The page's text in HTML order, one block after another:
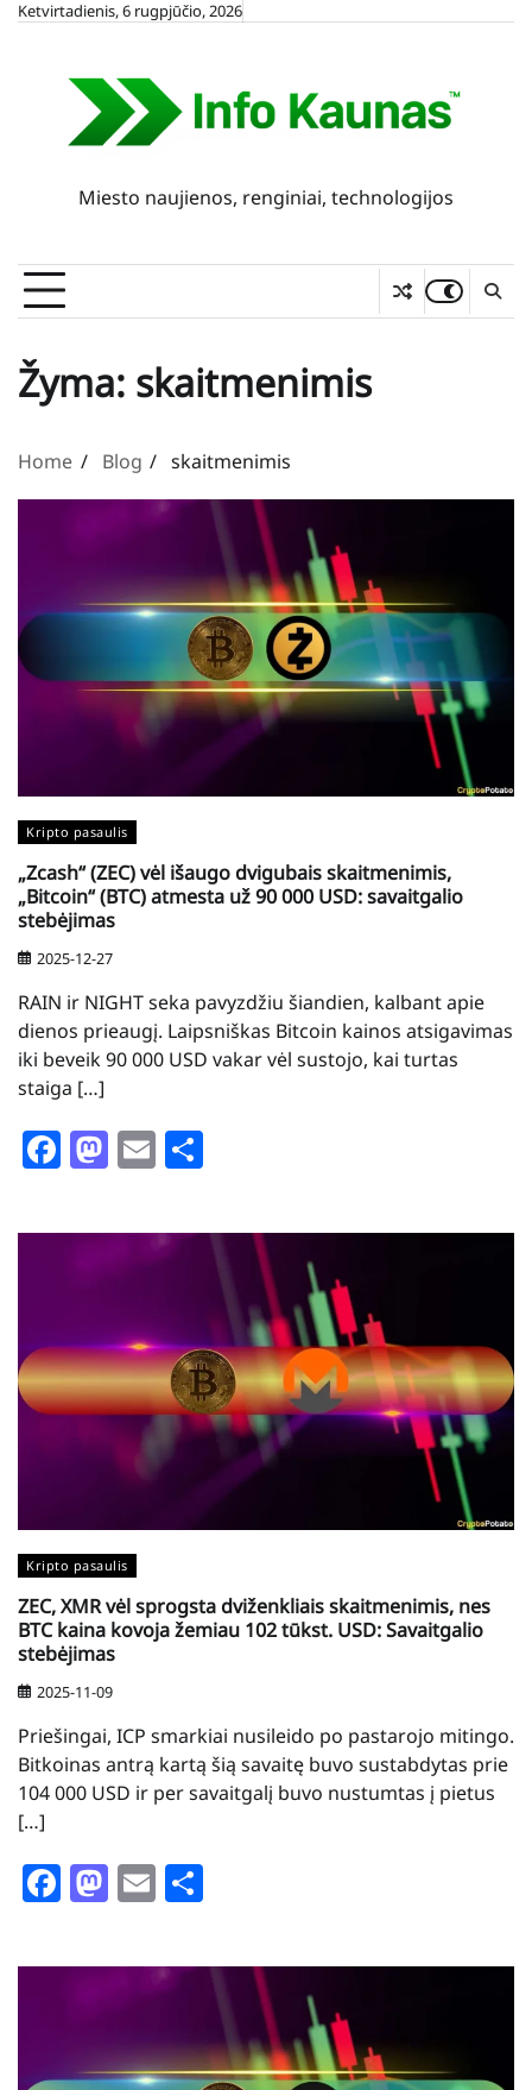
SkipKetvirtadienis, 6 rugpjūčio, 2026
Miesto naujienos, renginiai, technologijos
Žyma: skaitmenimis
Home Blog skaitmenimis
Kripto pasaulis
„Zcash“ (ZEC) vėl išaugo dvigubais skaitmenimis,
„Bitcoin“ (BTC) atmesta už 90 000 USD: savaitgalio
stebėjimas
2025-12-27
RAIN ir NIGHT seka pavyzdžiu šiandien, kalbant apie
dienos prieaugį. Laipsniškas Bitcoin kainos atsigavimas
iki beveik 90 000 USD vakar vėl sustojo, kai turtas
staiga […]
Facebook
Mastodon
Email
Kripto pasaulis
ZEC, XMR vėl sprogsta dviženkliais skaitmenimis, nes
BTC kaina kovoja žemiau 102 tūkst. USD: Savaitgalio
stebėjimas
2025-11-09
Priešingai, ICP smarkiai nusileido po pastarojo mitingo.
Bitkoinas antrą kartą šią savaitę buvo sustabdytas prie
104 000 USD ir per savaitgalį buvo nustumtas į pietus
[…]
Facebook
Mastodon
Email